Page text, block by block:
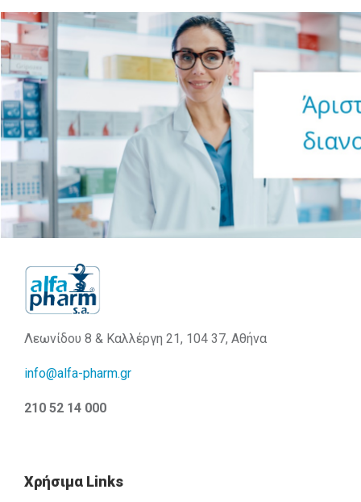
Λεωνίδου 8 & Καλλέργη 21, 104 37, Αθήνα
info@alfa-pharm.gr
210 52 14 000
Χρήσιμα Links